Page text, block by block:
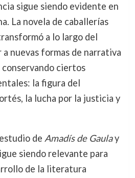
sigue siendo evidente en
La novela de caballerías
a lo largo del
nuevas formas de narrativa
ciertos
la figura del
la lucha por la justicia y
de Amadís de Gaulay
siendo relevante para
de la literatura